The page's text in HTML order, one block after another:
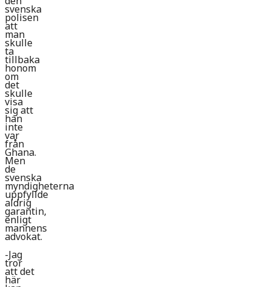
svenska
polisen
att
man
skulle
ta
tillbaka
honom
om
det
skulle
visa
sig att
han
inte
var
från
Ghana.
Men
de
svenska
myndigheterna
uppfyllde
aldrig
garantin,
enligt
mannens
advokat.
-Jag
tror
att det
här